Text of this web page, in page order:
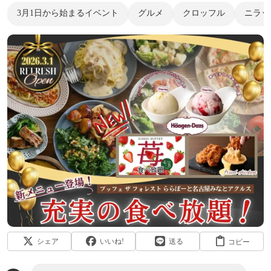
3月1日から始まるイベント グルメ クロッフル ニラ
シェア いいね! 送る コピー